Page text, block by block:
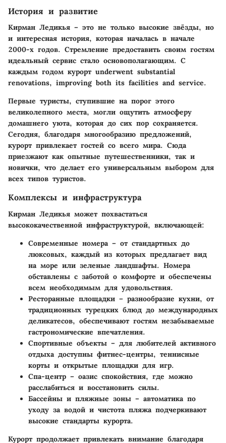
История и развитие
Кирман Ледикья – это не только высокие звёзды, но
и интересная история, которая началась в начале
2000-х годов. Стремление предоставить своим гостям
идеальный сервис стало основополагающим. С
каждым годом курорт underwent substantial
renovations, improving both its facilities and service.
Первые туристы, ступившие на порог этого
великолепного места, могли ощутить атмосферу
домашнего уюта, которая до сих пор сохраняется.
Сегодня, благодаря многообразию предложений,
курорт привлекает гостей со всего мира. Сюда
приезжают как опытные путешественники, так и
новички, что делает его универсальным выбором для
всех типов туристов.
Комплексы и инфраструктура
Кирман Ледикья может похвастаться
высококачественной инфраструктурой, включающей:
Современные номера– от стандартных до
люксовых, каждый из которых предлагает вид
на море или зеленые ландшафты. Номера
обставлены с заботой о комфорте и обеспечены
всем необходимым для удовольствия.
Ресторанные площадки – разнообразие кухни, от
традиционных турецких блюд до международных
деликатесов, обеспечивают гостям незабываемые
гастрономические впечатления.
Спортивные объекты – для любителей активного
отдыха доступны фитнес-центры, теннисные
корты и открытые площадки для игр.
Спа-центр – оазис спокойствия, где можно
расслабиться и восстановить силы.
Бассейны и пляжные зоны – автоматика по
уходу за водой и чистота пляжа подчеркивают
высокие стандарты курорта.
Курорт продолжает привлекать внимание благодаря